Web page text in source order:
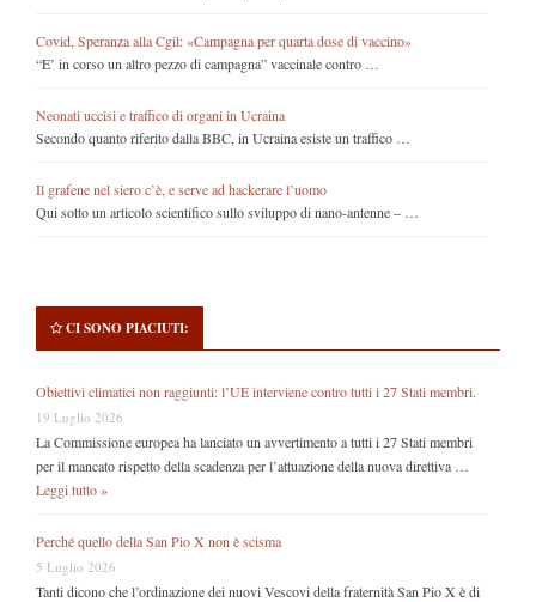
Covid, Speranza alla Cgil: «Campagna per quarta dose di vaccino»
“E’ in corso un altro pezzo di campagna” vaccinale contro …
Neonati uccisi e traffico di organi in Ucraina
Secondo quanto riferito dalla BBC, in Ucraina esiste un traffico …
Il grafene nel siero c’è, e serve ad hackerare l’uomo
Qui sotto un articolo scientifico sullo sviluppo di nano-antenne – …
CI SONO PIACIUTI:
Obiettivi climatici non raggiunti: l’UE interviene contro tutti i 27 Stati membri.
19 Luglio 2026
La Commissione europea ha lanciato un avvertimento a tutti i 27 Stati membri
per il mancato rispetto della scadenza per l’attuazione della nuova direttiva …
Leggi tutto »
Perché quello della San Pio X non è scisma
5 Luglio 2026
Tanti dicono che l’ordinazione dei nuovi Vescovi della fraternità San Pio X è di